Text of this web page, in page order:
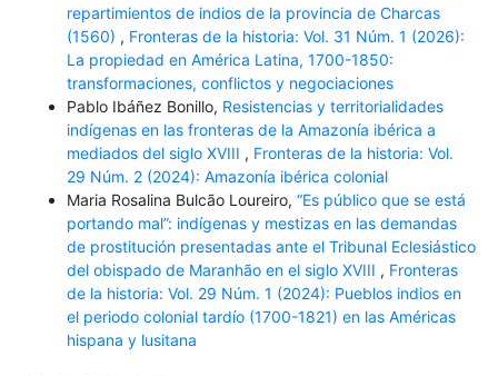
repartimientos de indios de la provincia de Charcas
(1560) , Fronteras de la historia: Vol. 31 Núm. 1 (2026):
La propiedad en América Latina, 1700-1850:
transformaciones, conflictos y negociaciones
Pablo Ibáñez Bonillo, Resistencias y territorialidades
indígenas en las fronteras de la Amazonía ibérica a
mediados del siglo XVIII , Fronteras de la historia: Vol.
29 Núm. 2 (2024): Amazonía ibérica colonial
Maria Rosalina Bulcão Loureiro, “Es público que se está
portando mal”: indígenas y mestizas en las demandas
de prostitución presentadas ante el Tribunal Eclesiástico
del obispado de Maranhão en el siglo XVIII , Fronteras
de la historia: Vol. 29 Núm. 1 (2024): Pueblos indios en
el periodo colonial tardío (1700-1821) en las Américas
hispana y lusitana